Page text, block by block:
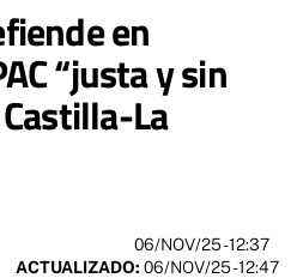
en
“justa y sin
La
06/NOV/25- 12:37
ACTUALIZADO: 06/NOV/25 - 12:47